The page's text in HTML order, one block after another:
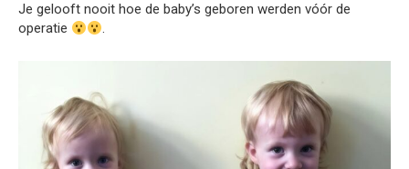
Je gelooft nooit hoe de baby’s geboren werden vóór de
operatie
.